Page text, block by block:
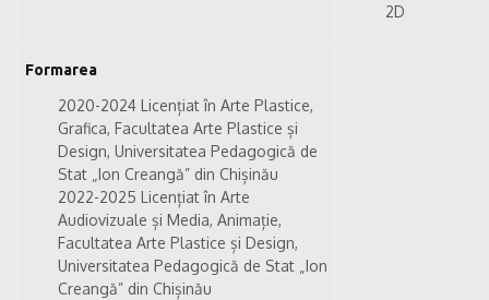
2D
Formarea
2020-2024 Licențiat în Arte Plastice,
Grafica, Facultatea Arte Plastice și
Design, Universitatea Pedagogică de
Stat „Ion Creangă” din Chișinău
2022-2025 Licențiat în Arte
Audiovizuale și Media, Animație,
Facultatea Arte Plastice și Design,
Universitatea Pedagogică de Stat „Ion
Creangă” din Chișinău